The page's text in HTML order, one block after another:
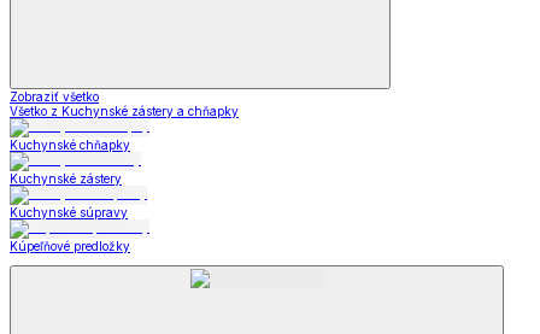
Zobraziť všetko
Všetko z Kuchynské zástery a chňapky
Kuchynské chňapky
Kuchynské zástery
Kuchynské súpravy
Kúpeľňové predložky